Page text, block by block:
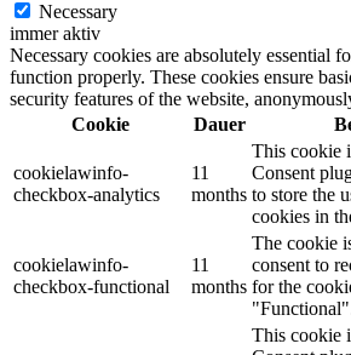
Necessary
immer aktiv
Necessary cookies are absolutely essential
function properly. These cookies ensure
security features of the website,
Cookie
Dauer
cookielawinfo-
checkbox-analytics
11
months
This cookie
Consent
to store the
cookies in
cookielawinfo-
checkbox-functional
11
months
The cookie
consent to
for the
This cookie